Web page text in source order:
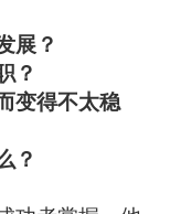
展？
？
变得不太稳
？